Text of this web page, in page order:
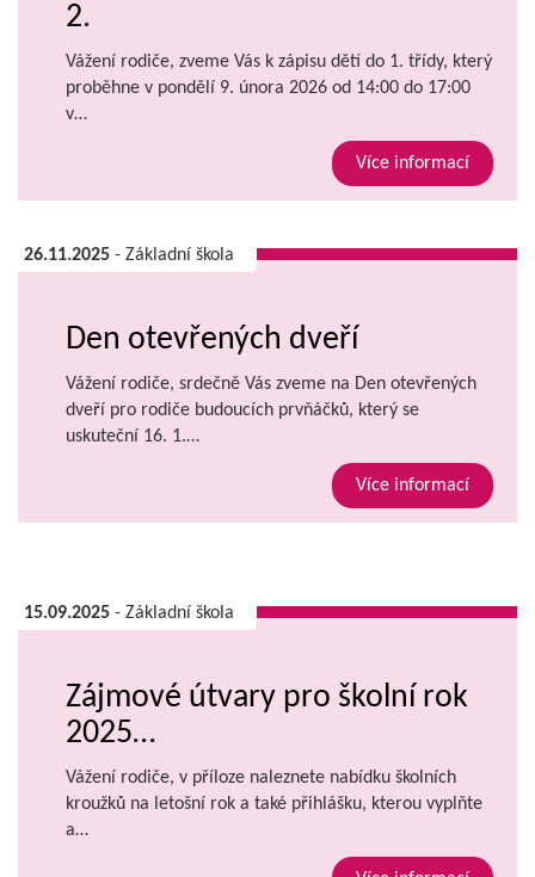
2.
Vážení rodiče, zveme Vás k zápisu dětí do 1. třídy, který
proběhne v pondělí 9. února 2026 od 14:00 do 17:00
v…
Více informací
26.11.2025 - Základní škola
Den otevřených dveří
Vážení rodiče, srdečně Vás zveme na Den otevřených
dveří pro rodiče budoucích prvňáčků, který se
uskuteční 16. 1.…
Více informací
15.09.2025 - Základní škola
Zájmové útvary pro školní rok
2025…
Vážení rodiče, v příloze naleznete nabídku školních
kroužků na letošní rok a také přihlášku, kterou vyplňte
a…